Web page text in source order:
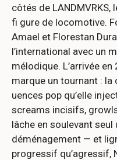
côtés de
fi gure de locomotive.
Amael et Florestan
l’international avec un
mélodique. L’arrivée
marque un tournant : la
uences pop qu’elle
screams incisifs,
lâche en soulevant seul
déménagement — et
progressif qu’agressif,